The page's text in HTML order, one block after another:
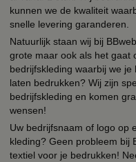
kunnen we de kwaliteit
snelle levering garanderen.
Natuurlijk staan wij bij
grote maar ook als het gaat
bedrijfskleding waarbij we
laten bedrukken? Wij zijn
bedrijfskleding en komen
wensen!
Uw bedrijfsnaam of logo op
kleding? Geen probleem bij
textiel voor je bedrukken!